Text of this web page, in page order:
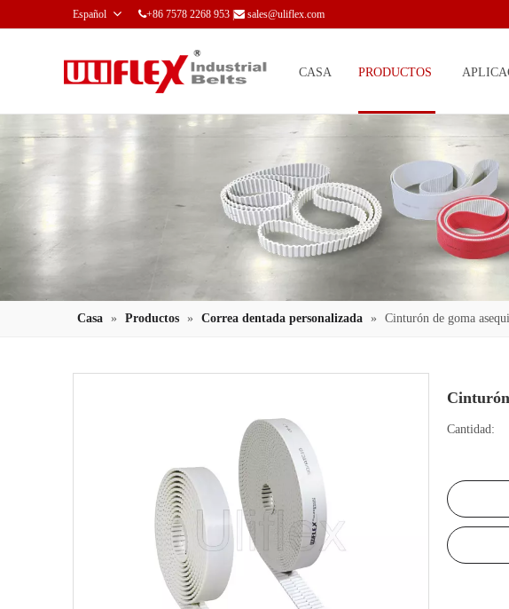
Español +86 7578 2268 953 |  sales@uliflex.com
CASA PRODUCTOS
Casa » Productos » Correa dentada personalizada » Cinturón de goma
Cantidad: